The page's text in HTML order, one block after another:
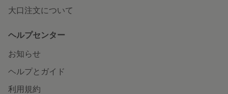
大口注文について
ヘルプセンター
お知らせ
ヘルプとガイド
利用規約